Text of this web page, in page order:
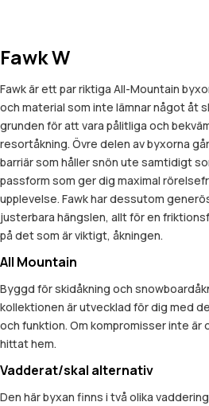
Fawk W
Fawk är ett par riktiga All-Mountain
och material som inte lämnar något åt
grunden för att vara pålitliga och
resortåkning. Övre delen av byxorna
barriär som håller snön ute samtidigt
passform som ger dig maximal
upplevelse. Fawk har dessutom
justerbara hängslen, allt för en
på det som är viktigt, åkningen.
All Mountain
Byggd för skidåkning och
kollektionen är utvecklad för dig med
och funktion. Om kompromisser inte är
hittat hem.
Vadderat/skal alternativ
Den här byxan finns i två olika